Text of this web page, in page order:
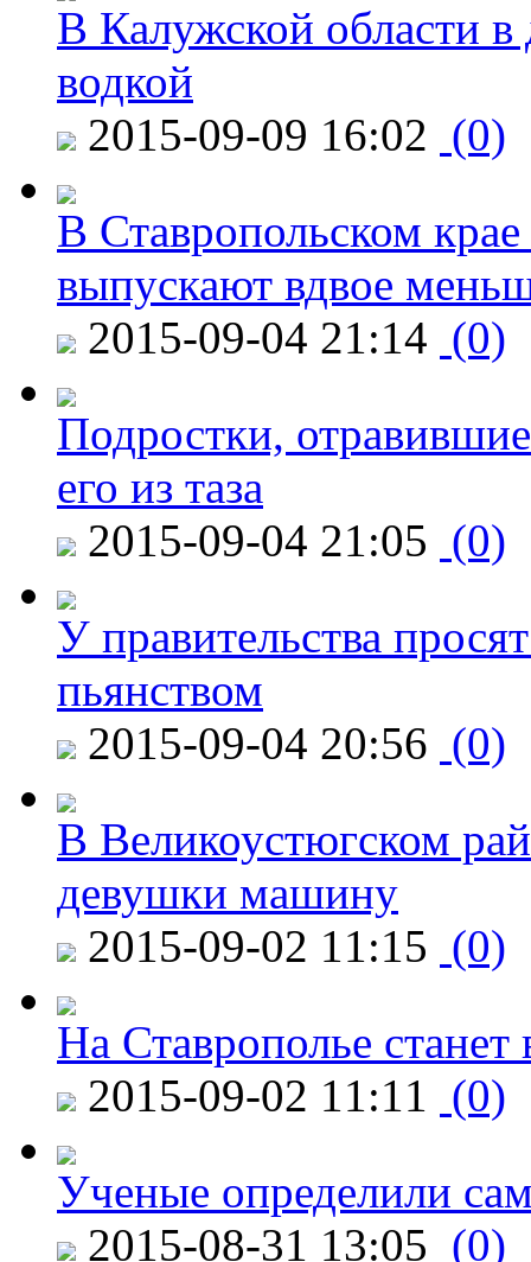
В Калужской области в
водкой
2015-09-09 16:02 (0)
В Ставропольском
выпускают вдвое
2015-09-04 21:14 (0)
Подростки,
его из таза
2015-09-04 21:05 (0)
У правительства
пьянством
2015-09-04 20:56 (0)
В Великоустюгском
девушки машину
2015-09-02 11:15 (0)
На Ставрополье
2015-09-02 11:11 (0)
Ученые определили
2015-08-31 13:05 (0)